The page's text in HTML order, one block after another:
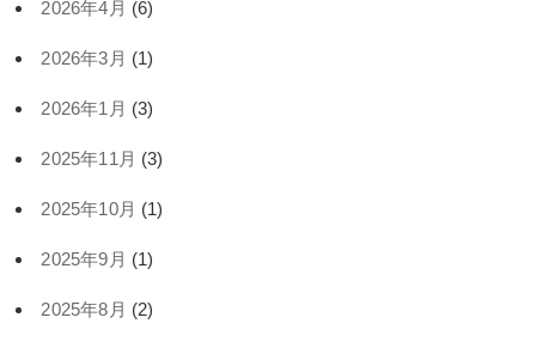
2026年4月 (6)
2026年3月 (1)
2026年1月 (3)
2025年11月 (3)
2025年10月 (1)
2025年9月 (1)
2025年8月 (2)